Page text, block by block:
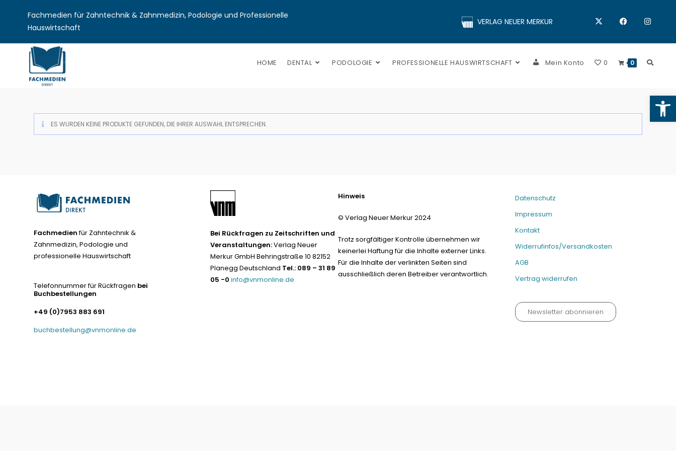
Fachmedien für Zahntechnik & Zahnmedizin, Podologie und Professionelle
Hauswirtschaft
VERLAG NEUER MERKUR
HOME DENTAL PODOLOGIE PROFESSIONELLE HAUSWIRTSCHAFT Mein Konto 0 0
ES WURDEN KEINE PRODUKTE GEFUNDEN, DIE IHRER AUSWAHL ENTSPRECHEN.
Fachmedienfür Zahntechnik &
Zahnmedizin, Podologie und
professionelle Hauswirtschaft
Telefonnummer für Rückfragen bei
Buchbestellungen
+49 (0)7953 883 691
buchbestellung@vnmonline.de
Bei Rückfragen zu Zeitschriften und
Veranstaltungen:Verlag Neuer
Merkur GmbH Behringstraße 10 82152
Planegg Deutschland Tel.: 089 – 31 89
05 -0 info@vnmonline.de
Hinweis
© Verlag Neuer Merkur 2024
Trotz sorgfältiger Kontrolle übernehmen wir
keinerlei Haftung für die Inhalte externer Links.
Für die Inhalte der verlinkten Seiten sind
ausschließlich deren Betreiber verantwortlich.
Datenschutz
Impressum
Kontakt
Widerrufinfos/Versandkosten
AGB
Vertrag widerrufen
Newsletter abonnieren